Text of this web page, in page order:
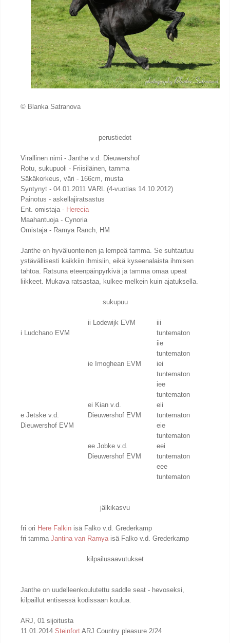
© Blanka Satranova
perustiedot
Virallinen nimi - Janthe v.d. Dieuwershof
Rotu, sukupuoli - Friisiläinen, tamma
Säkäkorkeus, väri - 166cm, musta
Syntynyt - 04.01.2011 VARL (4-vuotias 14.10.2012)
Painotus - askellajiratsastus
Ent. omistaja - Herecia
Maahantuoja - Cynoria
Omistaja - Ramya Ranch, HM
Janthe on hyväluonteinen ja lempeä tamma. Se suhtautuu
ystävällisesti kaikkiin ihmisiin, eikä kyseenalaista ihmisen
tahtoa. Ratsuna eteenpäinpyrkivä ja tamma omaa upeat
liikkeet. Mukava ratsastaa, kulkee melkein kuin ajatuksella.
sukupuu
i Ludchano EVM
ii Lodewijk EVM
iii
tuntematon
iie
tuntematon
ie Imoghean EVM
iei
tuntematon
iee
tuntematon
e Jetske v.d.
Dieuwershof EVM
ei Kian v.d.
Dieuwershof EVM
eii
tuntematon
eie
tuntematon
ee Jobke v.d.
Dieuwershof EVM
eei
tuntematon
eee
tuntematon
jälkikasvu
fri ori Here Falkin isä Falko v.d. Grederkamp
fri tamma Jantina van Ramyaisä Falko v.d. Grederkamp
kilpailusaavutukset
Janthe on uudelleenkoulutettu saddle seat - hevoseksi,
kilpaillut entisessä kodissaan koulua.
ARJ, 01 sijoitusta
11.01.2014 Steinfort ARJ Country pleasure 2/24